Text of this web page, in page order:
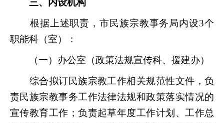
三、内设机构
根据上述职责，市民族宗教事务局内设3个
职能科（室）：
（一）办公室（政策法规宣传科、援建办）
综合拟订民族宗教工作相关规范性文件，负
责民族宗教事务工作法律法规和政策落实情况的
宣传教育工作；负责起草年度工作计划、工作总